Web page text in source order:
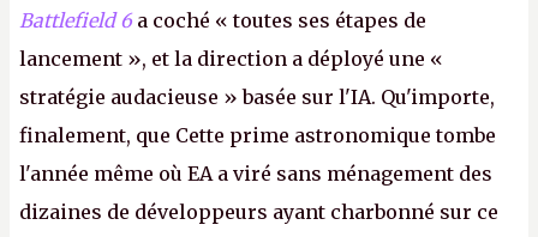
Battlefield 6 a coché « toutes ses étapes de
lancement », et la direction a déployé une «
stratégie audacieuse » basée sur l'IA. Qu'importe,
finalement, que Cette prime astronomique tombe
l'année même où EA a viré sans ménagement des
dizaines de développeurs ayant charbonné sur ce